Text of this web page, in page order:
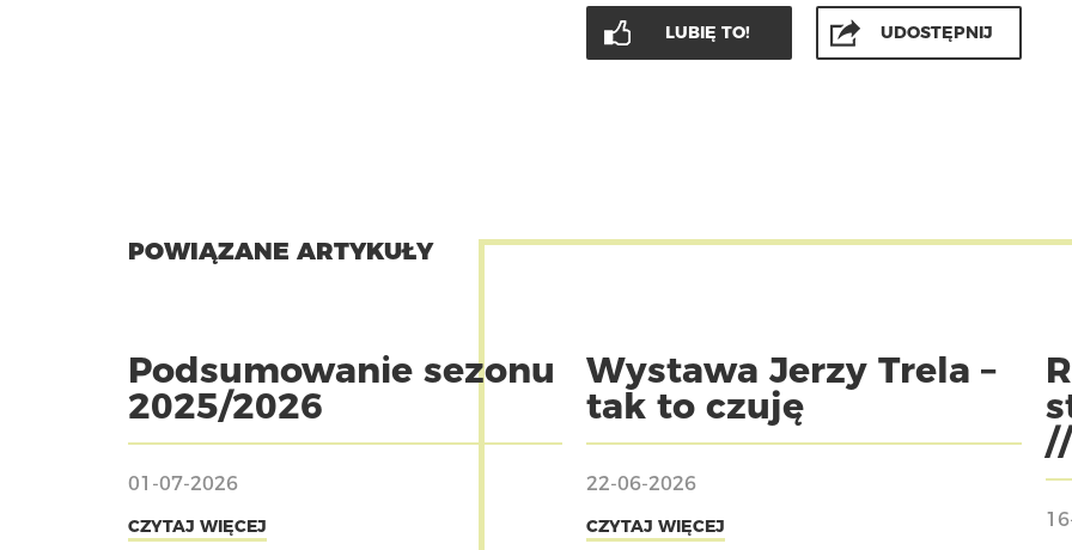
LUBIĘ TO! UDOSTĘPNIJ
POWIĄZANE ARTYKUŁY
Podsumowanie sezonu
2025/2026
01-07-2026
CZYTAJ WIĘCEJ
Wystawa Jerzy Trela –
tak to czuję
22-06-2026
CZYTAJ WIĘCEJ